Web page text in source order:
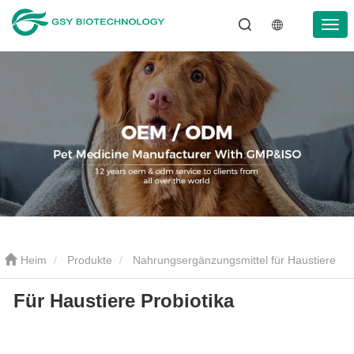
Heim Produkte Nahrungsergänzungsmittel für Haustiere
Für Haustiere Probiotika
Für Haustiere Probiotika